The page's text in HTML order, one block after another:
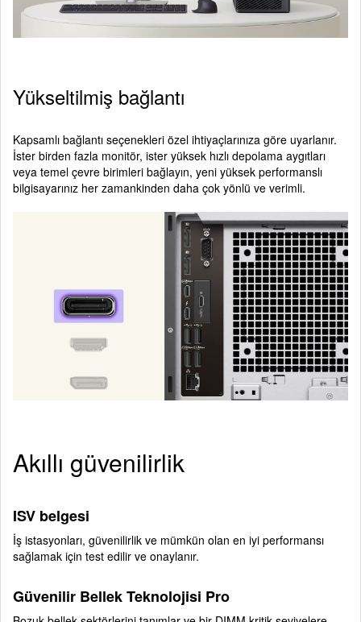
Yükseltilmiş bağlantı
Kapsamlı bağlantı seçenekleri özel ihtiyaçlarınıza göre uyarlanır.
İster birden fazla monitör, ister yüksek hızlı depolama aygıtları
veya temel çevre birimleri bağlayın, yeni yüksek performanslı
bilgisayarınız her zamankinden daha çok yönlü ve verimli.
Akıllı güvenilirlik
ISV belgesi
İş istasyonları, güvenilirlik ve mümkün olan en iyi performansı
sağlamak için test edilir ve onaylanır.
Güvenilir Bellek Teknolojisi Pro